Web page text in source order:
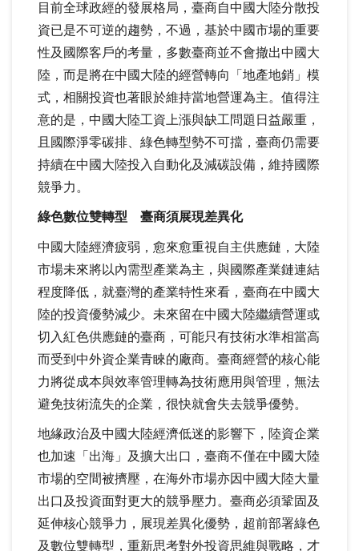
目前全球政經的發展格局，臺商自中國大陸分散投
資已是不可逆的趨勢，不過，基於中國市場的重要
性及國際客戶的考量，多數臺商並不會撤出中國大
陸，而是將在中國大陸的經營轉向「地產地銷」模
式，相關投資也著眼於維持當地營運為主。值得注
意的是，中國大陸工資上漲與缺工問題日益嚴重，
且國際淨零碳排、綠色轉型勢不可擋，臺商仍需要
持續在中國大陸投入自動化及減碳設備，維持國際
競爭力。
綠色數位雙轉型 臺商須展現差異化
中國大陸經濟疲弱，愈來愈重視自主供應鏈，大陸
市場未來將以內需型產業為主，與國際產業鏈連結
程度降低，就臺灣的產業特性來看，臺商在中國大
陸的投資優勢減少。未來留在中國大陸繼續營運或
切入紅色供應鏈的臺商，可能只有技術水準相當高
而受到中外資企業青睞的廠商。臺商經營的核心能
力將從成本與效率管理轉為技術應用與管理，無法
避免技術流失的企業，很快就會失去競爭優勢。
地緣政治及中國大陸經濟低迷的影響下，陸資企業
也加速「出海」及擴大出口，臺商不僅在中國大陸
市場的空間被擠壓，在海外市場亦因中國大陸大量
出口及投資面對更大的競爭壓力。臺商必須鞏固及
延伸核心競爭力，展現差異化優勢，超前部署綠色
及數位雙轉型，重新思考對外投資思維與戰略，才